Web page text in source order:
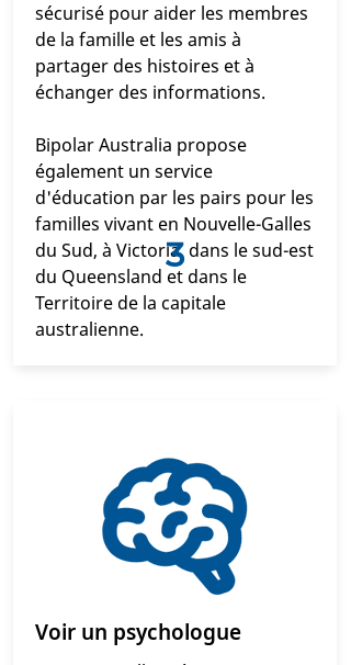
sécurisé pour aider les membres
de la famille et les amis à
partager des histoires et à
échanger des informations.
Bipolar Australia propose
également un service
d'éducation par les pairs pour les
familles vivant en Nouvelle-Galles
du Sud, à Victoria, dans le sud-est
du Queensland et dans le
Territoire de la capitale
australienne.
Voir un psychologue
3